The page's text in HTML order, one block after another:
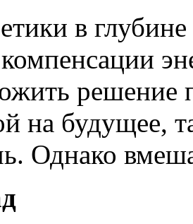
в
решение
на будущее,
Однако